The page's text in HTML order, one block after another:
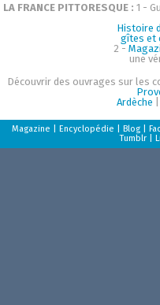
LA FRANCE PITTORESQUE : 1 -
Histoire
gîtes et
2 -
une
Découvrir des ouvrages sur les
Ardèche
Magazine |Encyclopédie |Blog |
Tumblr |